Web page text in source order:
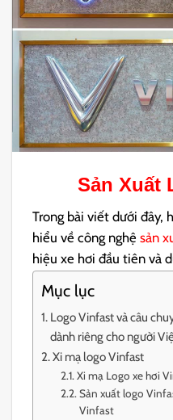
Sản Xuất
Trong bài viết dưới đây,
hiểu về công nghệsản
hiệu xe hơi đầu tiên và
Mục lục
Logo Vinfast và câu
dành riêng cho người
Xi mạ logo Vinfast
Xi mạ Logo xe hơi
Sản xuất logo
Vinfast